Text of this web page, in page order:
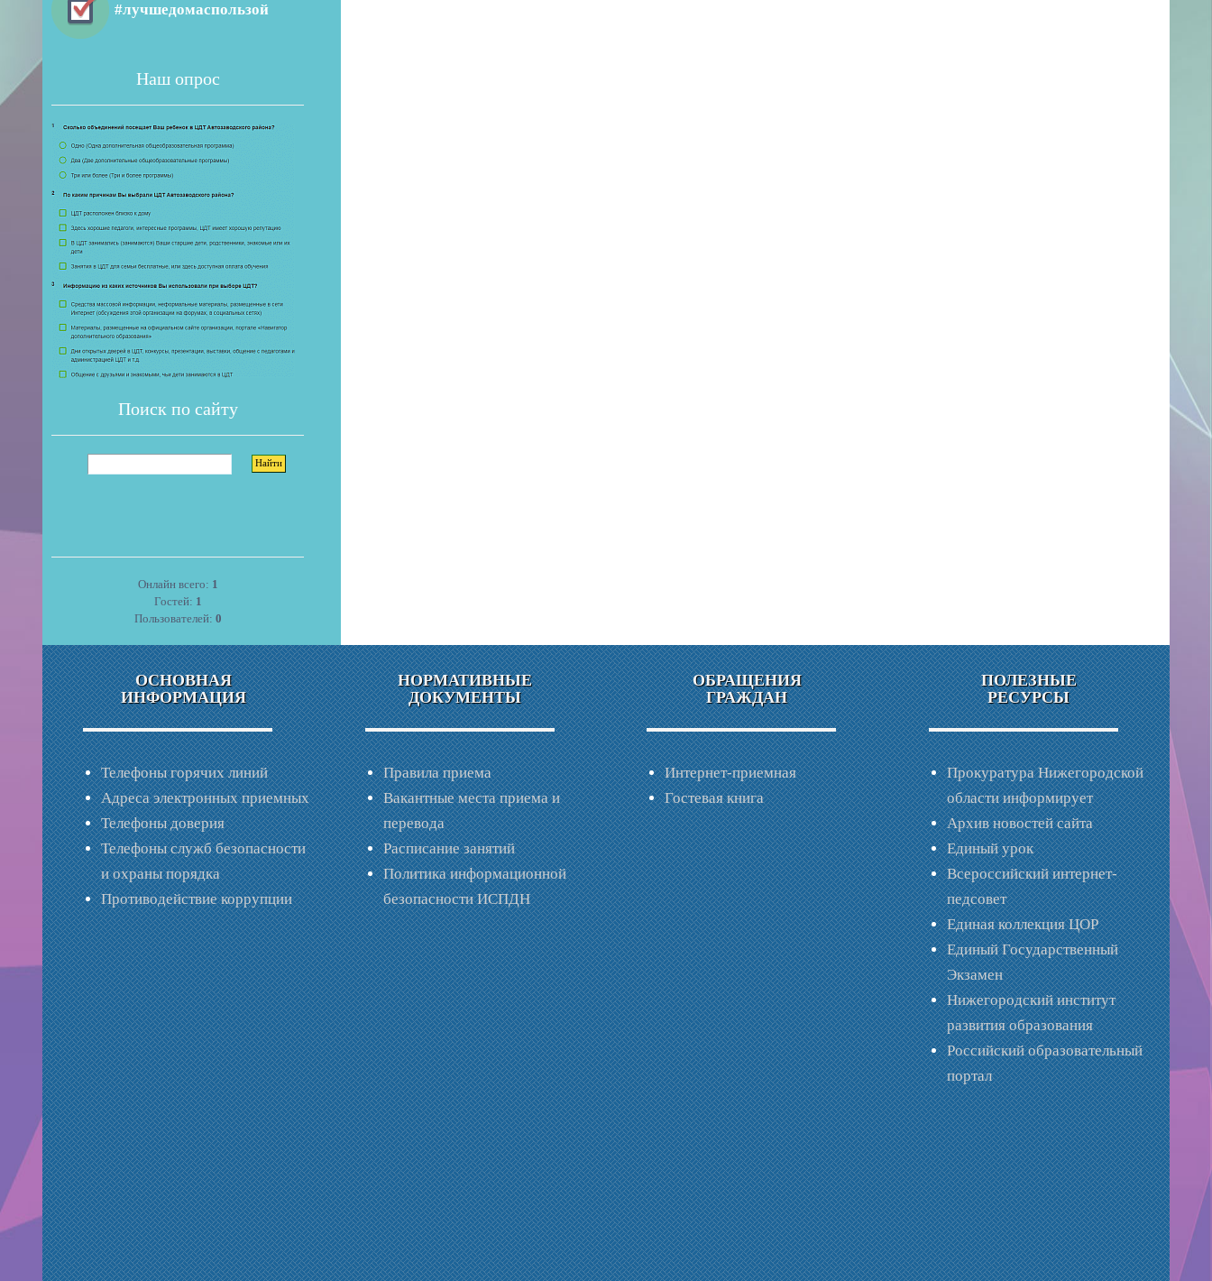
#лучшедомаспользой
Наш опрос
Поиск по сайту
Онлайн всего: 1
Гостей: 1
Пользователей: 0
ОСНОВНАЯ
ИНФОРМАЦИЯ
Телефоны горячих линий
Адреса электронных приемных
Телефоны доверия
Телефоны служб безопасности
и охраны порядка
Противодействие коррупции
НОРМАТИВНЫЕ
ДОКУМЕНТЫ
Правила приема
Вакантные места приема и
перевода
Расписание занятий
Политика информационной
безопасности ИСПДН
ОБРАЩЕНИЯ
ГРАЖДАН
Интернет-приемная
Гостевая книга
ПОЛЕЗНЫЕ
РЕСУРСЫ
Прокуратура Нижегородской
области информирует
Архив новостей сайта
Единый урок
Всероссийский интернет-
педсовет
Единая коллекция ЦОР
Единый Государственный
Экзамен
Нижегородский институт
развития образования
Российский образовательный
портал